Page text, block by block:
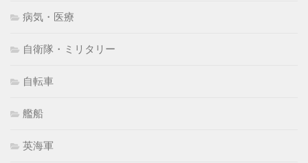
病気・医療
自衛隊・ミリタリー
自転車
艦船
英海軍